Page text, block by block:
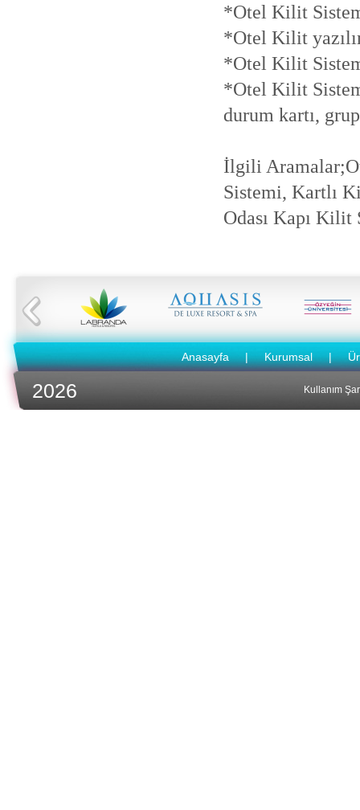
*Otel Kilit
*Otel Kilit
*Otel Kilit
*Otel Kilit
durum kartı,
İlgili
Sistemi, Kartlı
Odası Kapı
Anasayfa|Kurumsal|
2026 Kullanım